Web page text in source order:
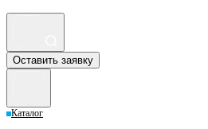
Оставить заявку
Каталог